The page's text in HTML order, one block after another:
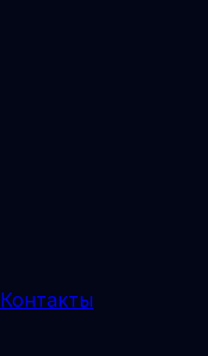
Контакты